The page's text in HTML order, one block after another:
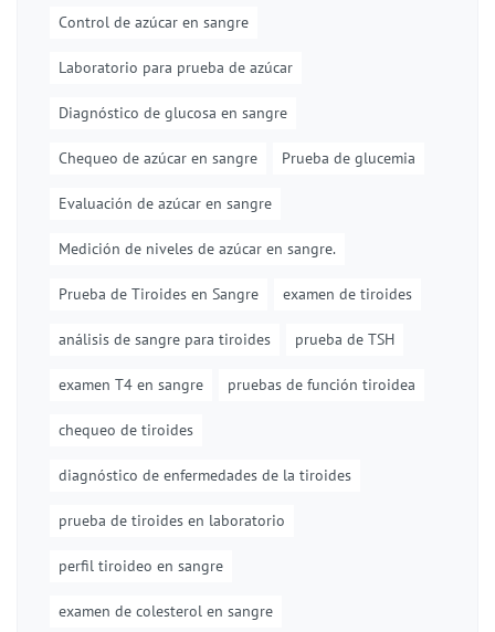
Control de azúcar en sangre
Laboratorio para prueba de azúcar
Diagnóstico de glucosa en sangre
Chequeo de azúcar en sangre Prueba de glucemia
Evaluación de azúcar en sangre
Medición de niveles de azúcar en sangre.
Prueba de Tiroides en Sangre examen de tiroides
análisis de sangre para tiroides prueba de TSH
examen T4 en sangre pruebas de función tiroidea
chequeo de tiroides
diagnóstico de enfermedades de la tiroides
prueba de tiroides en laboratorio
perfil tiroideo en sangre
examen de colesterol en sangre